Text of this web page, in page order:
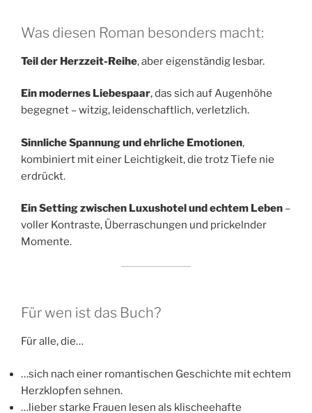
Was diesen Roman besonders macht:
Teil der Herzzeit-Reihe, aber eigenständig lesbar.
Ein modernes Liebespaar, das sich auf Augenhöhe
begegnet – witzig, leidenschaftlich, verletzlich.
Sinnliche Spannung und ehrliche Emotionen,
kombiniert mit einer Leichtigkeit, die trotz Tiefe nie
erdrückt.
Ein Setting zwischen Luxushotel und echtem Leben –
voller Kontraste, Überraschungen und prickelnder
Momente.
Für wen ist das Buch?
Für alle, die…
…sich nach einer romantischen Geschichte mit echtem
Herzklopfen sehnen.
…lieber starke Frauen lesen als klischeehafte